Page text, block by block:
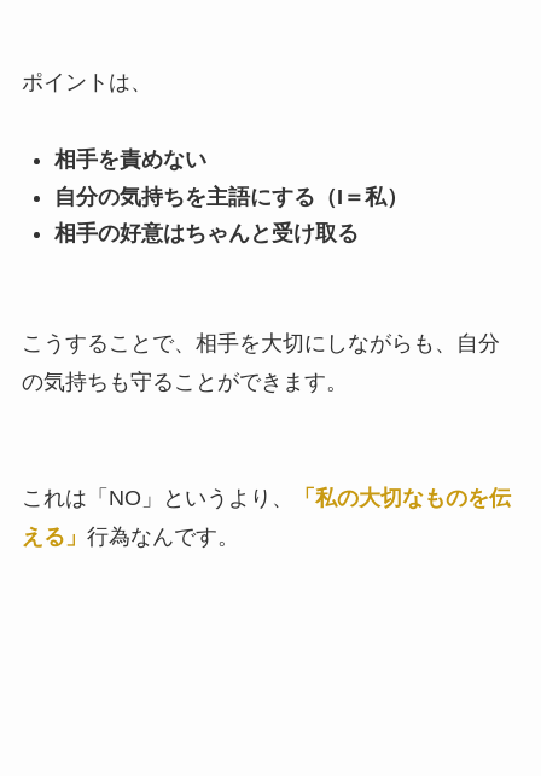
ポイントは、
相手を責めない
自分の気持ちを主語にする（I＝私）
相手の好意はちゃんと受け取る
こうすることで、相手を大切にしながらも、自分
の気持ちも守ることができます。
これは「NO」というより、
「私の大切なものを伝
える」 行為なんです。